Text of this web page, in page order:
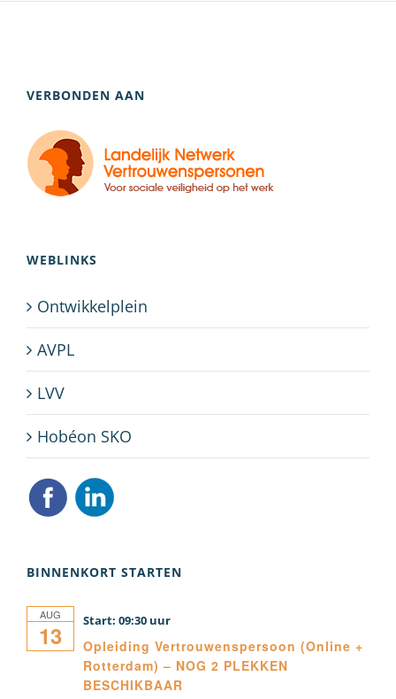
VERBONDEN AAN
WEBLINKS
Ontwikkelplein
AVPL
LVV
Hobéon SKO
BINNENKORT STARTEN
AUG
13 09:30
Opleiding Vertrouwenspersoon (Online +
Rotterdam) – NOG 2 PLEKKEN
BESCHIKBAAR